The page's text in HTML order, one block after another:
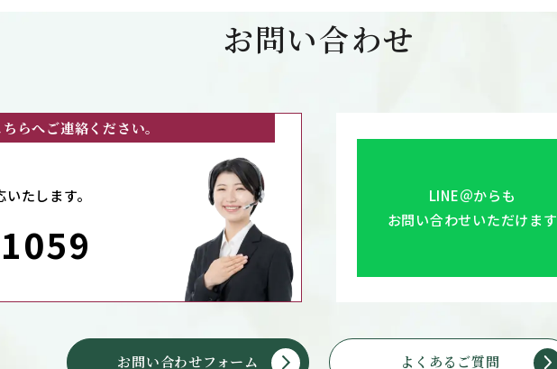
お問い合わせ
らへご連絡ください。
たします。
LINE＠からも
お問い合わせいただけます
お問い合わせフォーム よくあるご質問